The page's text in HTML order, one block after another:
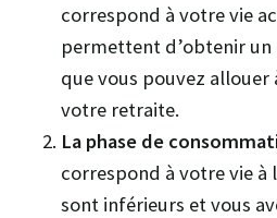
correspond à votre vie
permettent d’obtenir un
que vous pouvez
votre retraite.
La phase de
correspond à votre vie à
sont inférieurs et vous